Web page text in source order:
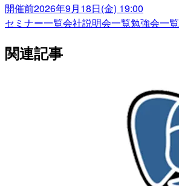
開催前2026年9月18日(金) 19:00
セミナー一覧会社説明会一覧勉強会一覧
関連記事